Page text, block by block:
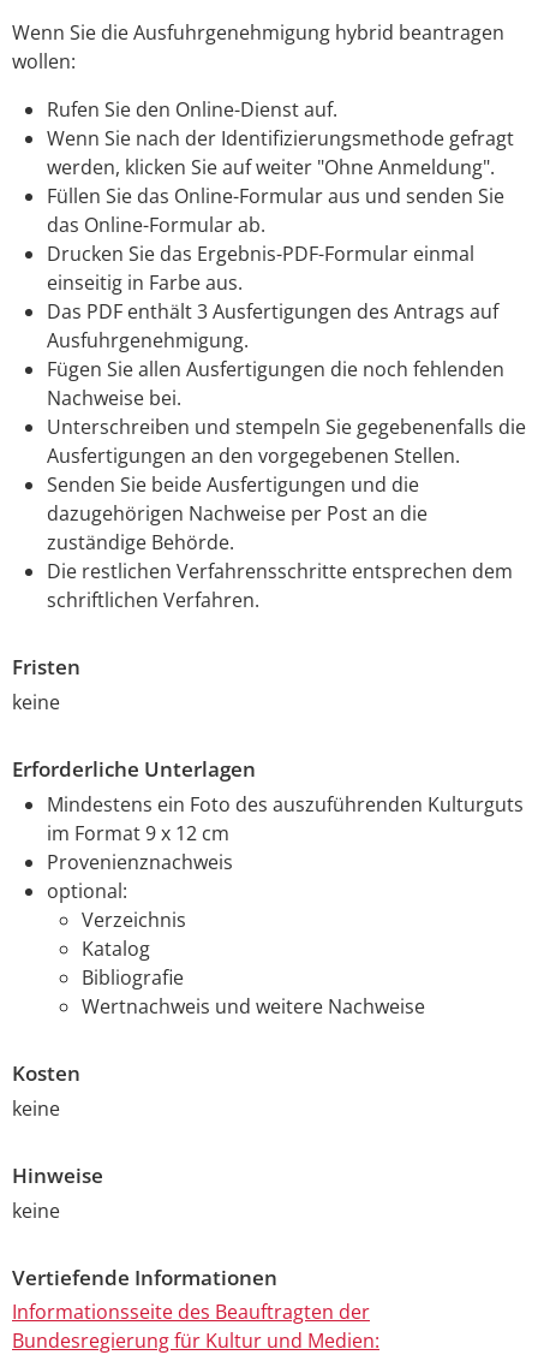
Wenn Sie die Ausfuhrgenehmigung hybrid beantragen
wollen:
Rufen Sie den Online-Dienst auf.
Wenn Sie nach der Identifizierungsmethode gefragt
werden, klicken Sie auf weiter "Ohne Anmeldung".
Füllen Sie das Online-Formular aus und senden Sie
das Online-Formular ab.
Drucken Sie das Ergebnis-PDF-Formular einmal
einseitig in Farbe aus.
Das PDF enthält 3 Ausfertigungen des Antrags auf
Ausfuhrgenehmigung.
Fügen Sie allen Ausfertigungen die noch fehlenden
Nachweise bei.
Unterschreiben und stempeln Sie gegebenenfalls die
Ausfertigungen an den vorgegebenen Stellen.
Senden Sie beide Ausfertigungen und die
dazugehörigen Nachweise per Post an die
zuständige Behörde.
Die restlichen Verfahrensschritte entsprechen dem
schriftlichen Verfahren.
Fristen
keine
Erforderliche Unterlagen
Mindestens ein Foto des auszuführenden Kulturguts
im Format 9 x 12 cm
Provenienznachweis
optional:
Verzeichnis
Katalog
Bibliografie
Wertnachweis und weitere Nachweise
Kosten
keine
Hinweise
keine
Vertiefende Informationen
Informationsseite des Beauftragten der
Bundesregierung für Kultur und Medien: